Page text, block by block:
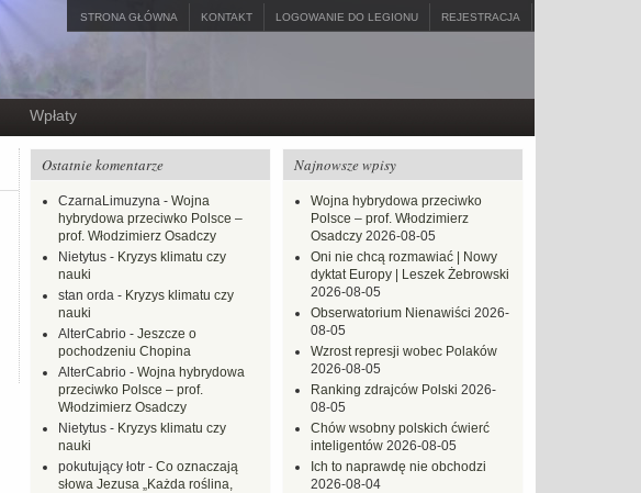
STRONA GŁÓWNA KONTAKT LOGOWANIE DO LEGIONU REJESTRACJA
Wpłaty
Najnowsze wpisy
Wojna hybrydowa przeciwko
Polsce – prof. Włodzimierz
Osadczy 2026-08-05
Oni nie chcą rozmawiać | Nowy
dyktat Europy | Leszek Żebrowski
2026-08-05
Obserwatorium Nienawiści 2026-
08-05
Wzrost represji wobec Polaków
2026-08-05
Ranking zdrajców Polski 2026-
08-05
Chów wsobny polskich ćwierć
inteligentów 2026-08-05
Ich to naprawdę nie obchodzi
2026-08-04
Ostatnie komentarze
CzarnaLimuzyna - Wojna
hybrydowa przeciwko Polsce –
prof. Włodzimierz Osadczy
Nietytus - Kryzys klimatu czy
nauki
stan orda - Kryzys klimatu czy
nauki
AlterCabrio - Jeszcze o
pochodzeniu Chopina
AlterCabrio - Wojna hybrydowa
przeciwko Polsce – prof.
Włodzimierz Osadczy
Nietytus - Kryzys klimatu czy
nauki
pokutujący łotr - Co oznaczają
słowa Jezusa „Każda roślina,